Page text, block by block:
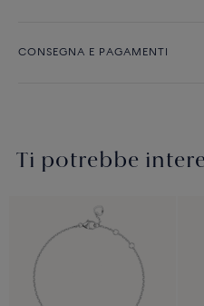
CONSEGNA E PAGAMENTI
Ti potrebbe